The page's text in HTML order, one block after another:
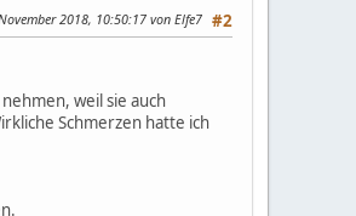
#2
2018, 10:50:17 von Elfe7
weil sie auch
Schmerzen hatte ich